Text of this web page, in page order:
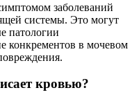
заболеваний
системы. Это могут
патологии
конкрементов в мочевом
кровью?